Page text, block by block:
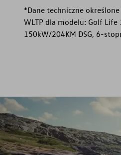
*Dane techniczne
WLTP dla modelu: Golf Life
150kW/204KM DSG, 6-